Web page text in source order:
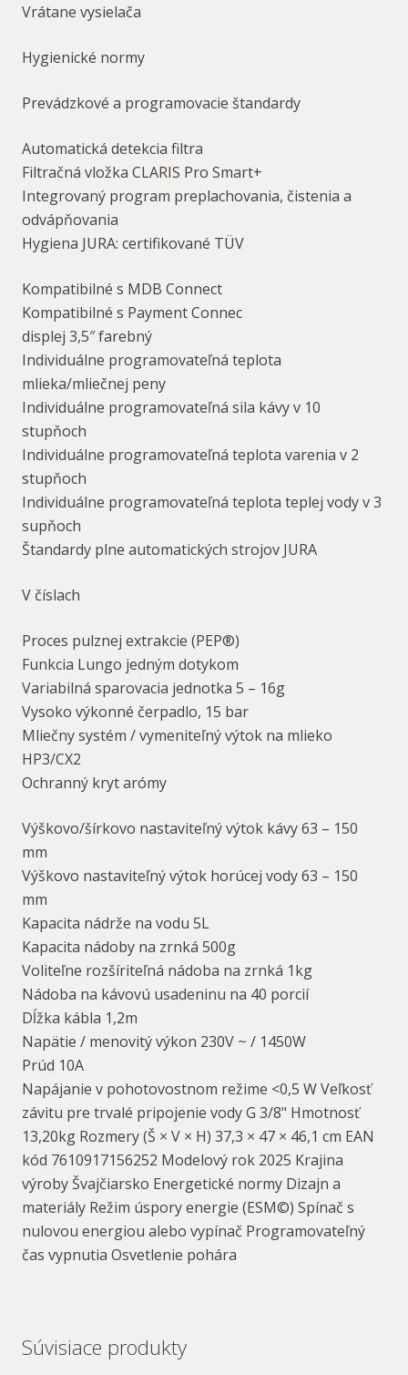
Vrátane vysielača
Hygienické normy
Prevádzkové a programovacie štandardy
Automatická detekcia filtra
Filtračná vložka CLARIS Pro Smart+
Integrovaný program preplachovania, čistenia a
odvápňovania
Hygiena JURA: certifikované TÜV
Kompatibilné s MDB Connect
Kompatibilné s Payment Connec
displej 3,5″ farebný
Individuálne programovateľná teplota
mlieka/mliečnej peny
Individuálne programovateľná sila kávy v 10
stupňoch
Individuálne programovateľná teplota varenia v 2
stupňoch
Individuálne programovateľná teplota teplej vody v 3
supňoch
Štandardy plne automatických strojov JURA
V číslach
Proces pulznej extrakcie (PEP®)
Funkcia Lungo jedným dotykom
Variabilná sparovacia jednotka 5 – 16g
Vysoko výkonné čerpadlo, 15 bar
Mliečny systém / vymeniteľný výtok na mlieko
HP3/CX2
Ochranný kryt arómy
Výškovo/šírkovo nastaviteľný výtok kávy 63 – 150
mm
Výškovo nastaviteľný výtok horúcej vody 63 – 150
mm
Kapacita nádrže na vodu 5L
Kapacita nádoby na zrnká 500g
Voliteľne rozšíriteľná nádoba na zrnká 1kg
Nádoba na kávovú usadeninu na 40 porcií
Dĺžka kábla 1,2m
Napätie / menovitý výkon 230V ~ / 1450W
Prúd 10A
Napájanie v pohotovostnom režime <0,5 W Veľkosť
závitu pre trvalé pripojenie vody G 3/8" Hmotnosť
13,20kg Rozmery (Š × V × H) 37,3 × 47 × 46,1 cm EAN
kód 7610917156252 Modelový rok 2025 Krajina
výroby Švajčiarsko Energetické normy Dizajn a
materiály Režim úspory energie (ESM©) Spínač s
nulovou energiou alebo vypínač Programovateľný
čas vypnutia Osvetlenie pohára
Súvisiace produkty